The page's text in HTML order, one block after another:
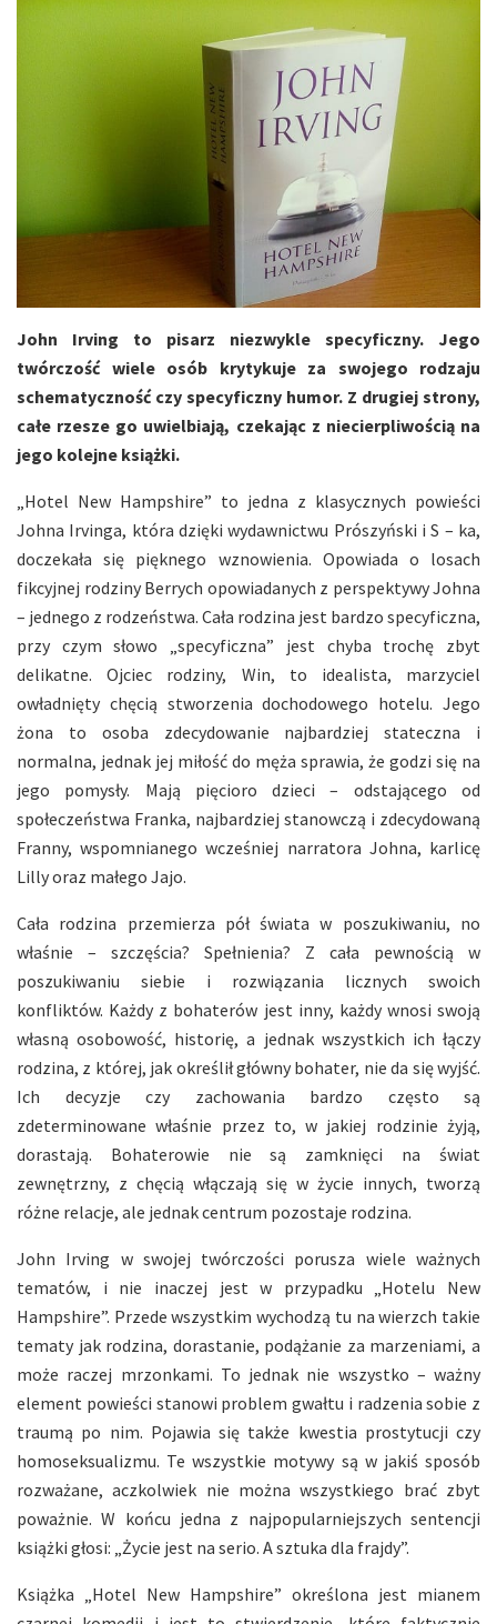
John Irving to pisarz niezwykle specyficzny. Jego
twórczość wiele osób krytykuje za swojego rodzaju
schematyczność czy specyficzny humor. Z drugiej strony,
całe rzesze go uwielbiają, czekając z niecierpliwością na
jego kolejne książki.
„Hotel New Hampshire” to jedna z klasycznych powieści
Johna Irvinga, która dzięki wydawnictwu Prószyński i S – ka,
doczekała się pięknego wznowienia. Opowiada o losach
fikcyjnej rodziny Berrych opowiadanych z perspektywy Johna
– jednego z rodzeństwa. Cała rodzina jest bardzo specyficzna,
przy czym słowo „specyficzna” jest chyba trochę zbyt
delikatne. Ojciec rodziny, Win, to idealista, marzyciel
owładnięty chęcią stworzenia dochodowego hotelu. Jego
żona to osoba zdecydowanie najbardziej stateczna i
normalna, jednak jej miłość do męża sprawia, że godzi się na
jego pomysły. Mają pięcioro dzieci – odstającego od
społeczeństwa Franka, najbardziej stanowczą i zdecydowaną
Franny, wspomnianego wcześniej narratora Johna, karlicę
Lilly oraz małego Jajo.
Cała rodzina przemierza pół świata w poszukiwaniu, no
właśnie – szczęścia? Spełnienia? Z cała pewnością w
poszukiwaniu siebie i rozwiązania licznych swoich
konfliktów. Każdy z bohaterów jest inny, każdy wnosi swoją
własną osobowość, historię, a jednak wszystkich ich łączy
rodzina, z której, jak określił główny bohater, nie da się wyjść.
Ich decyzje czy zachowania bardzo często są
zdeterminowane właśnie przez to, w jakiej rodzinie żyją,
dorastają. Bohaterowie nie są zamknięci na świat
zewnętrzny, z chęcią włączają się w życie innych, tworzą
różne relacje, ale jednak centrum pozostaje rodzina.
John Irving w swojej twórczości porusza wiele ważnych
tematów, i nie inaczej jest w przypadku „Hotelu New
Hampshire”. Przede wszystkim wychodzą tu na wierzch takie
tematy jak rodzina, dorastanie, podążanie za marzeniami, a
może raczej mrzonkami. To jednak nie wszystko – ważny
element powieści stanowi problem gwałtu i radzenia sobie z
traumą po nim. Pojawia się także kwestia prostytucji czy
homoseksualizmu. Te wszystkie motywy są w jakiś sposób
rozważane, aczkolwiek nie można wszystkiego brać zbyt
poważnie. W końcu jedna z najpopularniejszych sentencji
książki głosi: „Życie jest na serio. A sztuka dla frajdy”.
Książka „Hotel New Hampshire” określona jest mianem